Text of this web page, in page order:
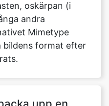
format efter
upp en
att